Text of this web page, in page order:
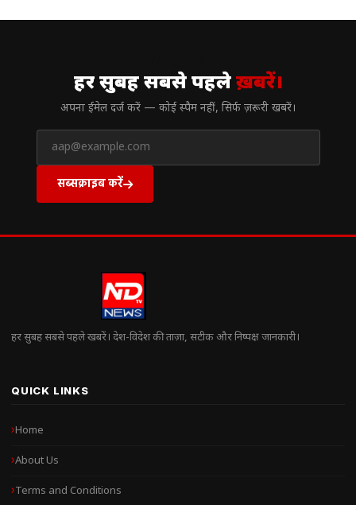
हर सुबह सबसे पहलेख़बरें।
अपना ईमेल दर्ज करें — कोई स्पैम नहीं, सिर्फ ज़रूरी खबरें।
सब्सक्राइब करें
हर सुबह सबसे पहले खबरें। देश-विदेश की ताज़ा, सटीक और निष्पक्ष जानकारी।
QUICK LINKS
Home
About Us
Terms and Conditions